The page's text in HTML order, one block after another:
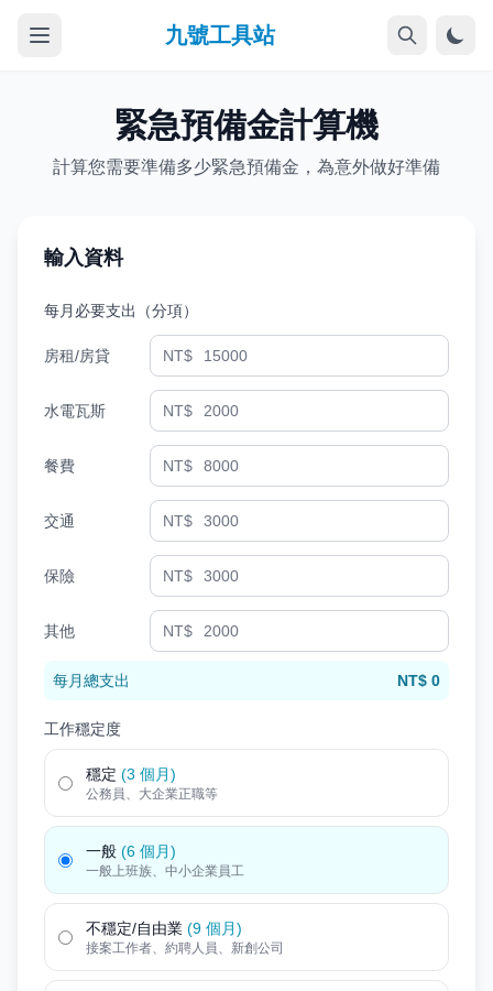
九號工具站
緊急預備金計算機
計算您需要準備多少緊急預備金，為意外做好準備
輸入資料
每月必要支出（分項）
房租/房貸 NT$
水電瓦斯 NT$
餐費 NT$
交通 NT$
保險 NT$
其他 NT$
每月總支出 NT$ 0
工作穩定度
穩定 (3 個月)
公務員、大企業正職等
一般 (6 個月)
一般上班族、中小企業員工
不穩定/自由業 (9 個月)
接案工作者、約聘人員、新創公司